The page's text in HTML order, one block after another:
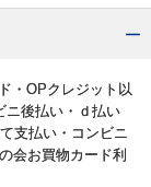
・OPクレジット以
ニ後払い・ｄ払い
支払い・コンビニ
会お買物カード利